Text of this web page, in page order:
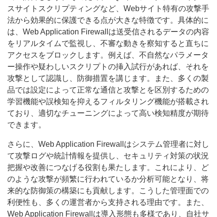
スサイトスクリプティングなど、Webサイト特有の攻撃手
法から効果的に保護できる点が大きな特徴です。具体的に
は、Web Application Firewallは送受信されるデータの内容
をリアルタイムで監視し、不審な動きを察知すると直ちに
アクセスをブロックします。例えば、不自然なパラメータ
ー操作や疑わしいスクリプトの挿入試行があれば、それを
攻撃として認識し、防御措置を講じます。また、多くの製
品では設定によって正常な通信と攻撃とを区別するための
学習機能や誤検知を抑えるフィルタリング機能が搭載され
ており、適切なチューニングによって高い検知精度が期待
できます。
さらに、Web Application Firewallはシステム管理者に対し
て攻撃ログや統計情報を提供し、セキュリティ対策の状況
把握や改善につなげる役割も果たします。これにより、ど
のような攻撃が頻繁に行われているか分析可能となり、将
来的な防御策の構築にも貢献します。こうした管理面での
利便性も、多くの運営者から支持される理由です。また、
Web Application Firewallは導入形態も多様であり、自社サ